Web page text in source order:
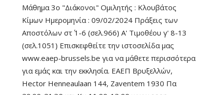
Μάθημα 3ο "Διάκονοι" Ομιλητής : Κλουβάτος
Κίμων Ημερομηνία : 09/02/2024 Πράξεις των
Αποστόλων στ΄ 1-6 (σελ.966) Α' Τιμοθέου γ' 8-13
(σελ.1051) Επισκεφθείτε την ιστοσελίδα μας
www.eaep-brussels.be για να μάθετε περισσότερα
για εμάς και την εκκλησία. ΕΑΕΠ Βρυξελλών,
Hector Henneaulaan 144, Zaventem 1930 Πα